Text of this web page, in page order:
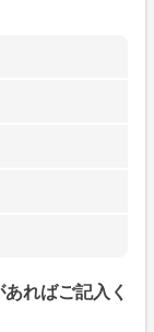
ればご記入く